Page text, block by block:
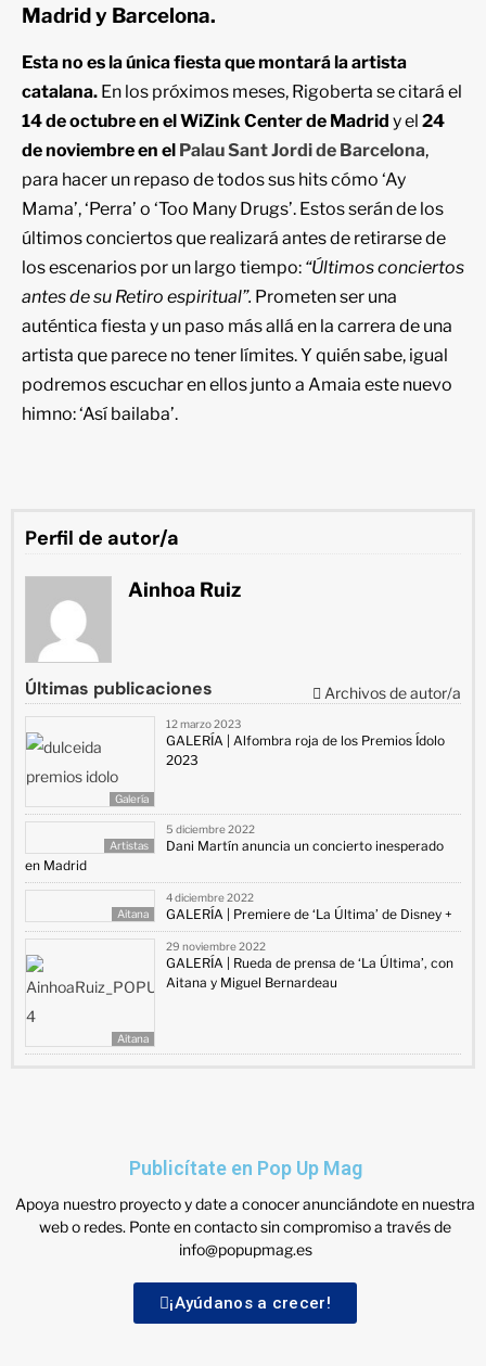
Madrid y Barcelona.
Esta no es la única fiesta que montará la artista
catalana. En los próximos meses, Rigoberta se citará el
14 de octubre en el WiZink Center de Madrid y el 24
de noviembre en el Palau Sant Jordi de Barcelona,
para hacer un repaso de todos sus hits cómo ‘Ay
Mama’, ‘Perra’ o ‘Too Many Drugs’. Estos serán de los
últimos conciertos que realizará antes de retirarse de
los escenarios por un largo tiempo: “Últimos conciertos
antes de su Retiro espiritual”. Prometen ser una
auténtica fiesta y un paso más allá en la carrera de una
artista que parece no tener límites. Y quién sabe, igual
podremos escuchar en ellos junto a Amaia este nuevo
himno: ‘Así bailaba’.
Perfil de autor/a
Ainhoa Ruiz
Últimas publicaciones Archivos de autor/a
Galería
12 marzo 2023
GALERÍA | Alfombra roja de los Premios Ídolo
2023
Artistas
5 diciembre 2022
Dani Martín anuncia un concierto inesperado
en Madrid
Aitana
4 diciembre 2022
GALERÍA | Premiere de ‘La Última’ de Disney +
Aitana
29 noviembre 2022
GALERÍA | Rueda de prensa de ‘La Última’, con
Aitana y Miguel Bernardeau
Publicítate en Pop Up Mag
Apoya nuestro proyecto y date a conocer anunciándote en nuestra
web o redes. Ponte en contacto sin compromiso a través de
info@popupmag.es
¡Ayúdanos a crecer!